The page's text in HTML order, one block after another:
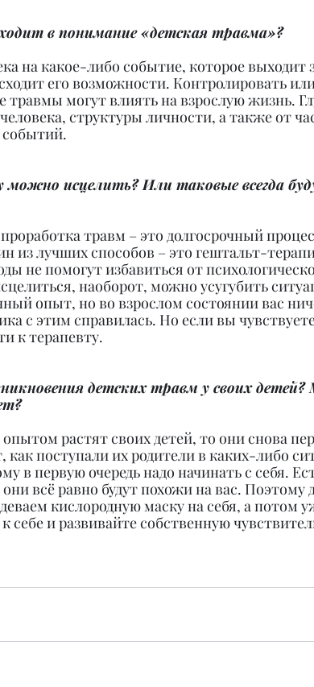
в понимание «детская травма»?
на какое-либо событие, которое выходит
его возможности. Контролировать
травмы могут влиять на взрослую жизнь.
структуры личности, а также от
исцелить? Или таковые всегда
травм – это долгосрочный
из лучших способов – это гештальт-
не помогут избавиться от
наоборот, можно усугубить
опыт, но во взрослом состоянии вас
с этим справилась. Но если вы
к терапевту.
детских травм у своих
растят своих детей, то они снова
поступали их родители в каких-либо
в первую очередь надо начинать с себя.
всё равно будут похожи на вас. Поэтому
кислородную маску на себя, а потом
себе и развивайте собственную